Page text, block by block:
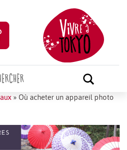
» Où acheter un appareil photo